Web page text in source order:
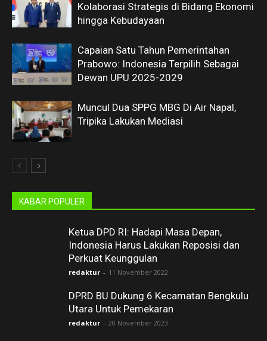
Kolaborasi Strategis di Bidang Ekonomi
hingga Kebudayaan
Capaian Satu Tahun Pemerintahan
Prabowo: Indonesia Terpilih Sebagai
Dewan UPU 2025-2029
Muncul Dua SPPG MBG Di Air Napal,
Tripika Lakukan Mediasi
KABAR POPULER
Ketua DPD RI: Hadapi Masa Depan,
Indonesia Harus Lakukan Reposisi dan
Perkuat Keunggulan
redaktur - 11 November 2022
DPRD BU Dukung 6 Kecamatan Bengkulu
Utara Untuk Pemekaran
redaktur - 20 November 2023